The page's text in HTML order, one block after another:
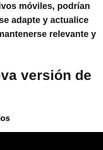
móviles, podrían
adapte y actualice
relevante y
versión de